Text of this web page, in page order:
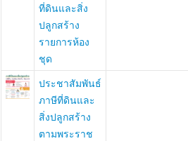
ที่ดินและสิ่ง
ปลูกสร้าง
รายการห้อง
ชุด
ประชาสัมพันธ์
ภาษีที่ดินและ
สิ่งปลูกสร้าง
ตามพระราช